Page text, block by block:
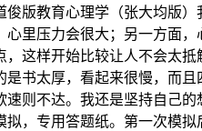
版教育心理学（张大均版
心里压力会很大；另一方面
，这样开始比较让人不会太
书太厚，看起来很慢，而
则不达。我还是坚持自己
拟，专用答题纸。第一次模